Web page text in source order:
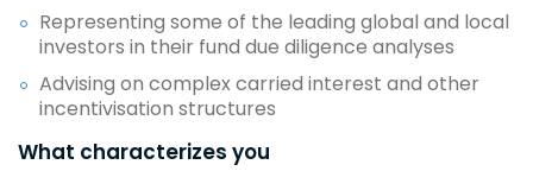
Representing some of the leading global and local
investors in their fund due diligence analyses
Advising on complex carried interest and other
incentivisation structures
What characterizes you